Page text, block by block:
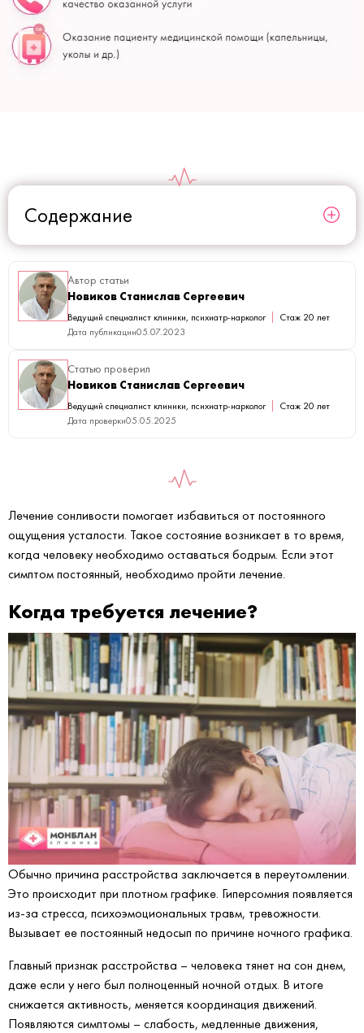
Содержание
Автор статьи
Новиков Станислав Сергеевич
Ведущий специалист клиники, психиатр-нарколог
Стаж 20 лет
Дата публикации05.07.2023
Статью проверил
Новиков Станислав Сергеевич
Ведущий специалист клиники, психиатр-нарколог
Стаж 20 лет
Дата проверки05.05.2025
Лечение сонливости помогает избавиться от постоянного
ощущения усталости. Такое состояние возникает в то время,
когда человеку необходимо оставаться бодрым. Если этот
симптом постоянный, необходимо пройти лечение.
Когда требуется лечение?
Обычно причина расстройства заключается в переутомлении.
Это происходит при плотном графике. Гиперсомния появляется
из-за стресса, психоэмоциональных травм, тревожности.
Вызывает ее постоянный недосып по причине ночного графика.
Главный признак расстройства – человека тянет на сон днем,
даже если у него был полноценный ночной отдых. В итоге
снижается активность, меняется координация движений.
Появляются симптомы – слабость, медленные движения,